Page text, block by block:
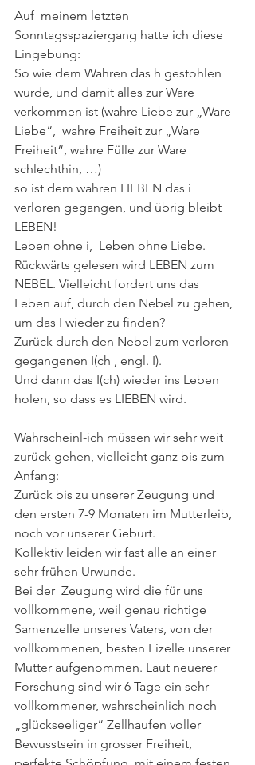
Auf  meinem letzten
Sonntagsspaziergang hatte ich diese
Eingebung:
So wie dem Wahren das h gestohlen
wurde, und damit alles zur Ware
verkommen ist (wahre Liebe zur „Ware
Liebe“,  wahre Freiheit zur „Ware
Freiheit“, wahre Fülle zur Ware
schlechthin, …)
so ist dem wahren LIEBEN das i
verloren gegangen, und übrig bleibt
LEBEN!
Leben ohne i,  Leben ohne Liebe.
Rückwärts gelesen wird LEBEN zum
NEBEL. Vielleicht fordert uns das
Leben auf, durch den Nebel zu gehen,
um das I wieder zu finden?
Zurück durch den Nebel zum verloren
gegangenen I(ch , engl. I).
Und dann das I(ch) wieder ins Leben
holen, so dass es LIEBEN wird.
Wahrscheinl-ich müssen wir sehr weit
zurück gehen, vielleicht ganz bis zum
Anfang:
Zurück bis zu unserer Zeugung und
den ersten 7-9 Monaten im Mutterleib,
noch vor unserer Geburt.
Kollektiv leiden wir fast alle an einer
sehr frühen Urwunde.
Bei der  Zeugung wird die für uns
vollkommene, weil genau richtige
Samenzelle unseres Vaters, von der
vollkommenen, besten Eizelle unserer
Mutter aufgenommen. Laut neuerer
Forschung sind wir 6 Tage ein sehr
vollkommener, wahrscheinlich noch
„glückseeliger“ Zellhaufen voller
Bewusstsein in grosser Freiheit,